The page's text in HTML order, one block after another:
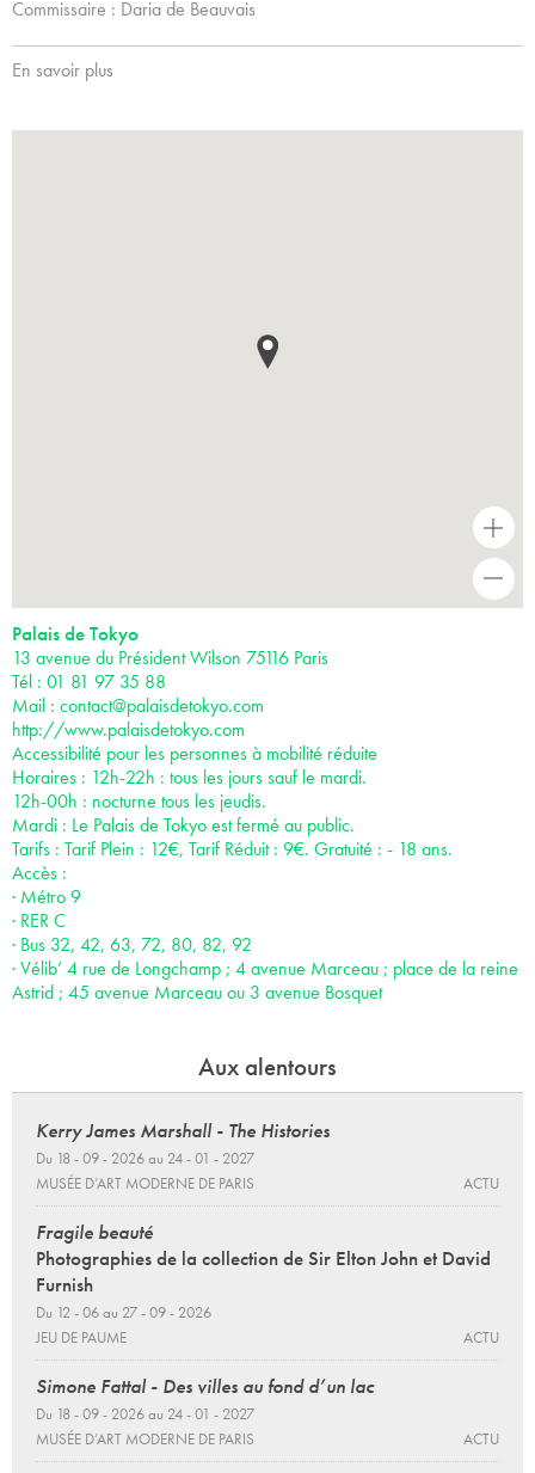
Commissaire : Daria de Beauvais
En savoir plus
+
Palais de Tokyo
13 avenue du Président Wilson 75116 Paris
Tél : 01 81 97 35 88
Mail : contact@palaisdetokyo.com
http://www.palaisdetokyo.com
Accessibilité pour les personnes à mobilité réduite
Horaires : 12h-22h : tous les jours sauf le mardi.
12h-00h : nocturne tous les jeudis.
Mardi : Le Palais de Tokyo est fermé au public.
Tarifs : Tarif Plein : 12€, Tarif Réduit : 9€. Gratuité : - 18 ans.
Accès :
· Métro 9
· RER C
· Bus 32, 42, 63, 72, 80, 82, 92
· Vélib’ 4 rue de Longchamp ; 4 avenue Marceau ; place de la reine
Astrid ; 45 avenue Marceau ou 3 avenue Bosquet
Aux alentours
Kerry James Marshall - The Histories
Du 18 - 09 - 2026 au 24 - 01 - 2027
MUSÉE D’ART MODERNE DE PARIS
ACTU
Fragile beauté
Photographies de la collection de Sir Elton John et David
Furnish
Du 12 - 06 au 27 - 09 - 2026
JEU DE PAUME
ACTU
Simone Fattal - Des villes au fond d’un lac
Du 18 - 09 - 2026 au 24 - 01 - 2027
MUSÉE D’ART MODERNE DE PARIS
ACTU